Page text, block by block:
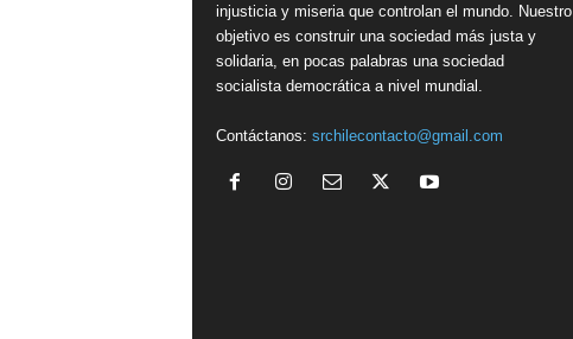
injusticia y miseria que controlan el mundo. Nuestro
objetivo es construir una sociedad más justa y
solidaria, en pocas palabras una sociedad
socialista democrática a nivel mundial.
Contáctanos: srchilecontacto@gmail.com